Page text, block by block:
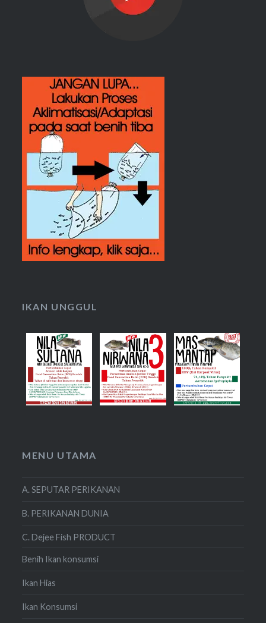
IKAN UNGGUL
MENU UTAMA
A. SEPUTAR PERIKANAN
B. PERIKANAN DUNIA
C. Dejee Fish PRODUCT
Benih Ikan konsumsi
Ikan Hias
Ikan Konsumsi